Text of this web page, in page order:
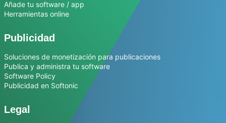
Añade tu software / app
Herramientas online
Publicidad
Soluciones de monetización para publicaciones
Publica y administra tu software
Software Policy
Publicidad en Softonic
Legal